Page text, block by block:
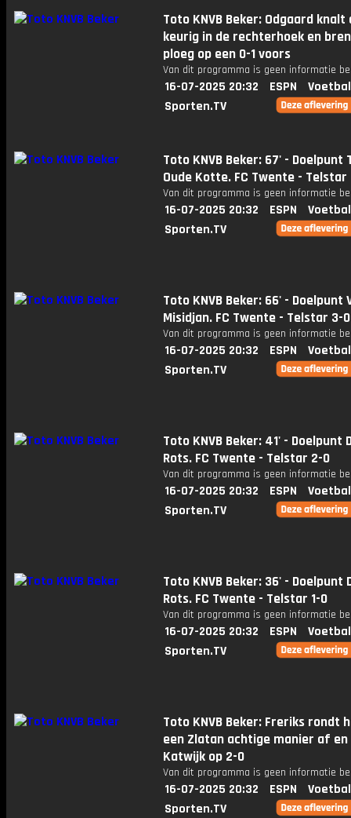
Toto KNVB Beker: Odgaard knalt
keurig in de rechterhoek en
ploeg op een 0-1 voors
Van dit programma is geen informatie
16-07-2025 20:32 ESPN
Sporten.TV
Toto KNVB Beker: 67' - Doelpunt
Oude Kotte. FC Twente - Telstar
Van dit programma is geen informatie
16-07-2025 20:32 ESPN
Sporten.TV
Toto KNVB Beker: 66' - Doelpunt
Misidjan. FC Twente - Telstar 3-0
Van dit programma is geen informatie
16-07-2025 20:32 ESPN
Sporten.TV
Toto KNVB Beker: 41' - Doelpunt
Rots. FC Twente - Telstar 2-0
Van dit programma is geen informatie
16-07-2025 20:32 ESPN
Sporten.TV
Toto KNVB Beker: 36' - Doelpunt
Rots. FC Twente - Telstar 1-0
Van dit programma is geen informatie
16-07-2025 20:32 ESPN
Sporten.TV
Toto KNVB Beker: Freriks rondt
een Zlatan achtige manier af
Katwijk op 2-0
Van dit programma is geen informatie
16-07-2025 20:32 ESPN
Sporten.TV